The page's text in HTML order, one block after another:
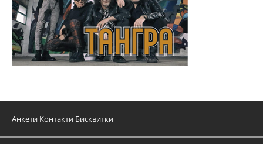
Анкети Контакти Бисквитки